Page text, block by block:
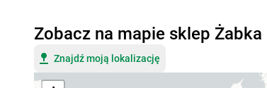
Zobacz na mapie sklep Żabka
Znajdź moją lokalizację